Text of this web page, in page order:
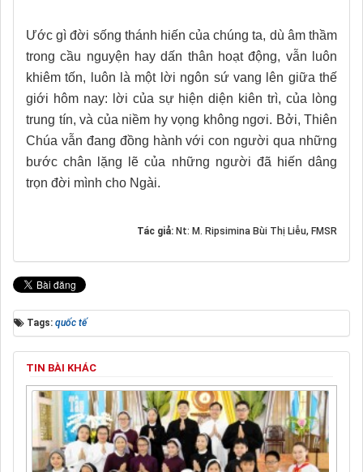
Ước gì đời sống thánh hiến của chúng ta, dù âm thầm
trong cầu nguyện hay dấn thân hoạt động, vẫn luôn
khiêm tốn, luôn là một lời ngôn sứ vang lên giữa thế
giới hôm nay: lời của sự hiện diện kiên trì, của lòng
trung tín, và của niềm hy vọng không ngơi. Bởi, Thiên
Chúa vẫn đang đồng hành với con người qua những
bước chân lặng lẽ của những người đã hiến dâng
trọn đời mình cho Ngài.
Tác giả: Nt: M. Ripsimina Bùi Thị Liễu, FMSR
Tags: quốc tế
TIN BÀI KHÁC